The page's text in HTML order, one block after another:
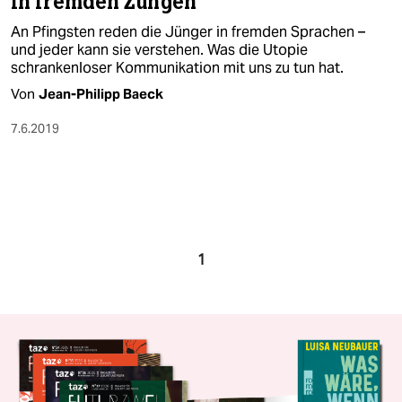
An Pfingsten reden die Jünger in fremden Sprachen –
und jeder kann sie verstehen. Was die Utopie
schrankenloser Kommunikation mit uns zu tun hat.
Von Jean-Philipp Baeck
7.6.2019
1